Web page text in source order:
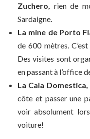
Zuchero,
rien de
Sardaigne.
La mine de Porto
de 600 mètres.
Des visites sont
en passant à l’office
La Cala Domestica,
côte et passer une
voir absolument
voiture!